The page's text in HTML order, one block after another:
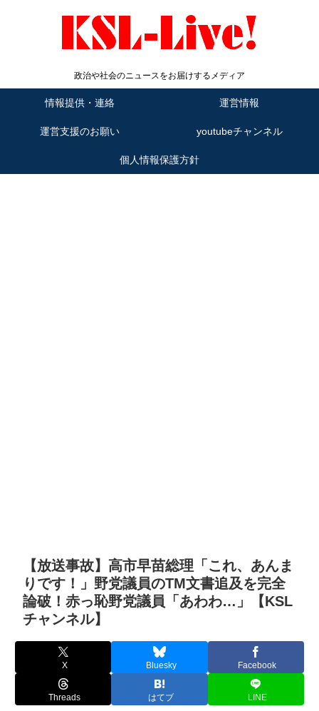
政治や社会のニュースをお届けするメディア
情報提供・連絡 運営情報
運営支援のお願い youtubeチャンネル
個人情報保護方針
【放送事故】高市早苗総理「これ、あんま
りです！」野党議員のTM文書追及を完全
論破！赤っ恥野党議員「あわわ…」【KSL
チャンネル】
X Bluesky Facebook
Threads はてブ LINE